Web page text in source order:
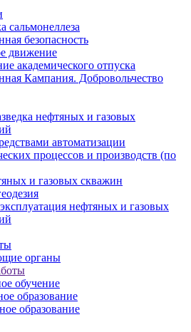
сальмонеллеза
безопасность
движение
академического отпуска
Кампания. Добровольчество
нефтяных и газовых
автоматизации
процессов и производств (по
и газовых скважин
нефтяных и газовых
органы
обучение
образование
образование